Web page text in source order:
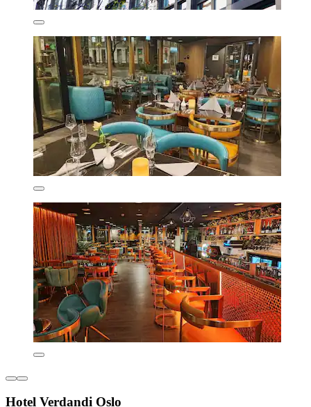
Hotel Verdandi Oslo